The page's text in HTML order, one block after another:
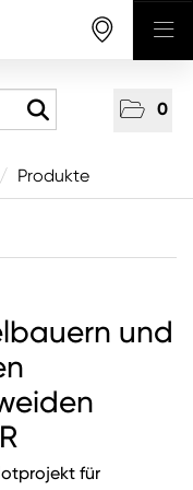
0
/ Produkte
und
für